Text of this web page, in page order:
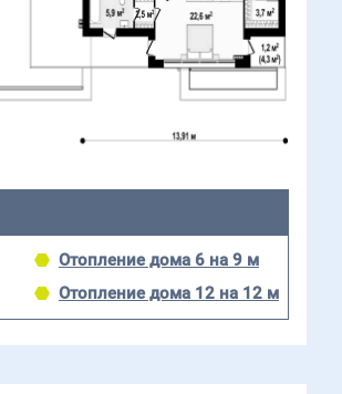
Отопление дома 6 на 9 м
Отопление дома 12 на 12 м